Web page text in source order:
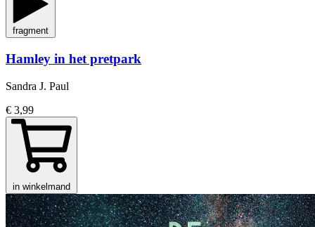
fragment
Hamley in het pretpark
Sandra J. Paul
€ 3,99
in winkelmand